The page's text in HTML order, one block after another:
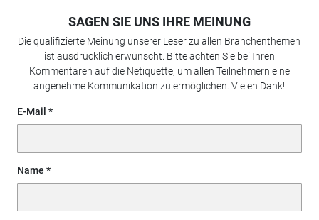
SAGEN SIE UNS IHRE MEINUNG
Die qualifizierte Meinung unserer Leser zu allen Branchenthemen
ist ausdrücklich erwünscht. Bitte achten Sie bei Ihren
Kommentaren auf die Netiquette, um allen Teilnehmern eine
angenehme Kommunikation zu ermöglichen. Vielen Dank!
E-Mail
Name